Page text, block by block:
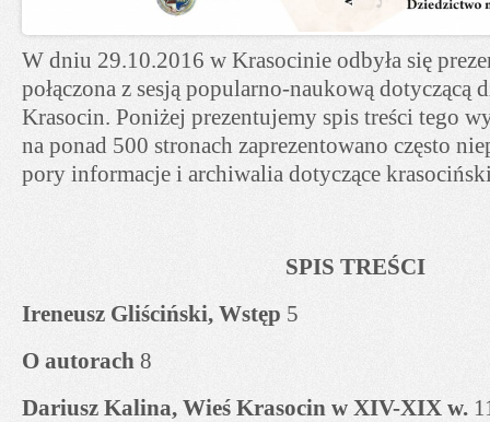
W dniu 29.10.2016 w Krasocinie odbyła się
połączona z sesją popularno-naukową dotyczącą
Krasocin. Poniżej prezentujemy spis treści tego
na ponad 500 stronach zaprezentowano często
pory informacje i archiwalia dotyczące
SPIS TREŚCI
Ireneusz Gliściński, Wstęp 5
O autorach 8
Dariusz Kalina, Wieś Krasocin w XIV-XIX w.